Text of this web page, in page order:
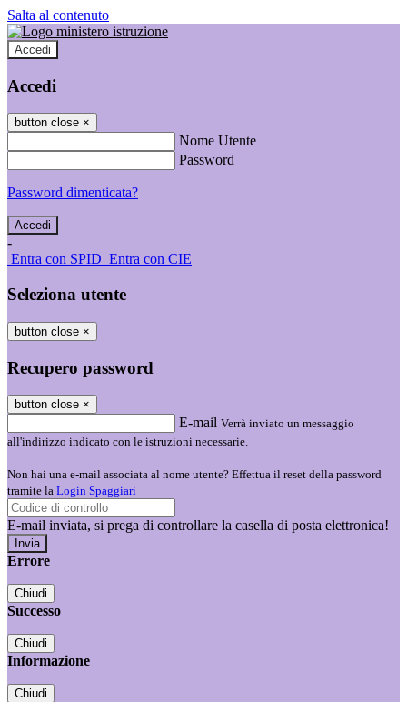
Salta al contenuto
Accedi
Accedi
button close ×
Nome Utente
Password
Password dimenticata?
-
Entra con SPID Entra con CIE
Seleziona utente
button close ×
Recupero password
button close ×
E-mail Verrà inviato un messaggio
all'indirizzo indicato con le istruzioni necessarie.
Non hai una e-mail associata al nome utente? Effettua il reset della password
tramite la Login Spaggiari
E-mail inviata, si prega di controllare la casella di posta elettronica!
Errore
Chiudi
Successo
Chiudi
Informazione
Chiudi